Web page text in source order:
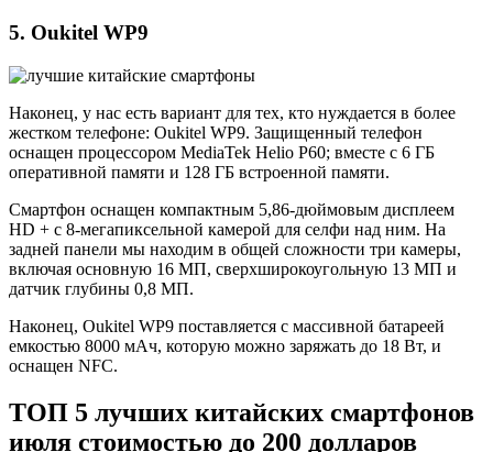
5. Oukitel WP9
Наконец, у нас есть вариант для тех, кто нуждается в более
жестком телефоне: Oukitel WP9. Защищенный телефон
оснащен процессором MediaTek Helio P60; вместе с 6 ГБ
оперативной памяти и 128 ГБ встроенной памяти.
Смартфон оснащен компактным 5,86-дюймовым дисплеем
HD + с 8-мегапиксельной камерой для селфи над ним. На
задней панели мы находим в общей сложности три камеры,
включая основную 16 МП, сверхширокоугольную 13 МП и
датчик глубины 0,8 МП.
Наконец, Oukitel WP9 поставляется с массивной батареей
емкостью 8000 мАч, которую можно заряжать до 18 Вт, и
оснащен NFC.
ТОП 5 лучших китайских смартфонов
июля стоимостью до 200 долларов